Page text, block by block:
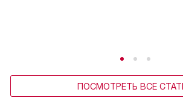
ПОСМОТРЕТЬ ВСЕ